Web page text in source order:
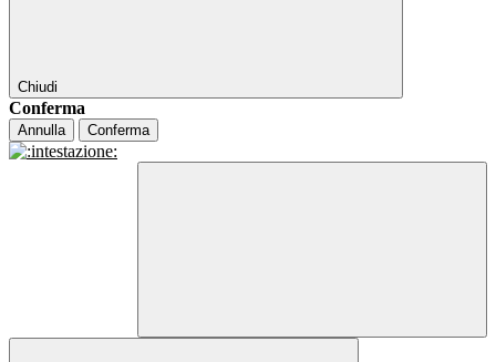
Chiudi
Conferma
Annulla Conferma